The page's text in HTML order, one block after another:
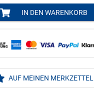
IN DEN WARENKORB
AUF MEINEN MERKZETTEL